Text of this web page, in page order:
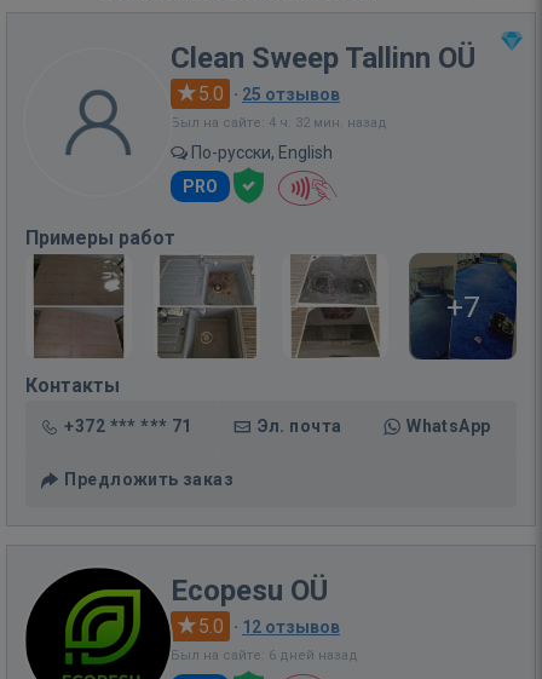
Clean Sweep Tallinn OÜ
5.0 · 25 отзывов
Был на сайте: 4 ч. 32 мин. назад
По-русски, English
PRO
Примеры работ
+7
Контакты
+372 *** *** 71 Эл. почта WhatsApp
Предложить заказ
Ecopesu OÜ
5.0 · 12 отзывов
Был на сайте: 6 дней назад